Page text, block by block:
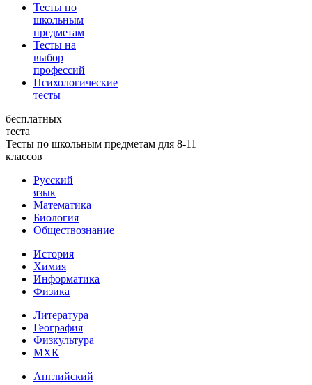
Тесты по
школьным
предметам
Тесты на
выбор
профессий
Психологические
тесты
бесплатных
теста
Тесты по школьным предметам для 8-11
классов
Русский
язык
Математика
Биология
Обществознание
История
Химия
Информатика
Физика
Литература
География
Физкультура
МХК
Английский